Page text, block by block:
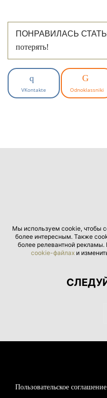
ПОНРАВИЛАСЬ
потерять!
VKontakte Odnoklassniki
Мы используем cookie, чтобы
более интересным. Также
более релевантной
cookie-файлах и
Пользовательское соглашение